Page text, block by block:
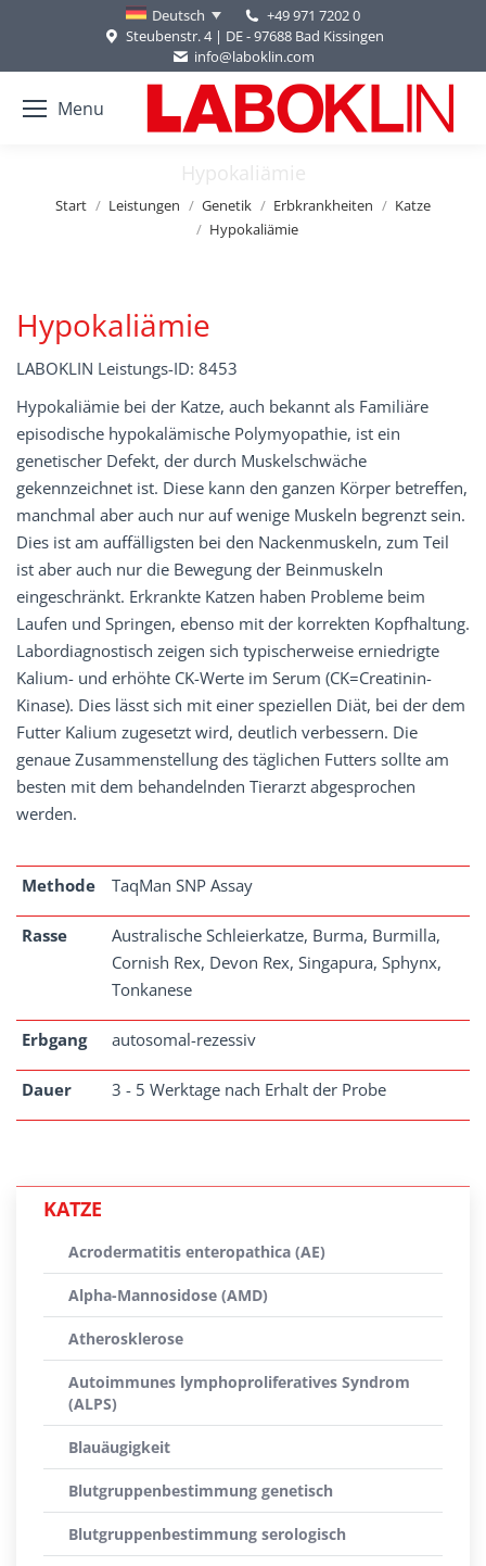
Deutsch
+49 971 7202 0
Steubenstr. 4 | DE - 97688 Bad Kissingen
info@laboklin.com
Menu
Hypokaliämie
Sie befinden sich hier:
Start Leistungen Genetik Erbkrankheiten
Katze
Hypokaliämie
Hypokaliämie
LABOKLIN Leistungs-ID: 8453
Hypokaliämie bei der Katze, auch bekannt als Familiäre
episodische hypokalämische Polymyopathie, ist ein
genetischer Defekt, der durch Muskelschwäche
gekennzeichnet ist. Diese kann den ganzen Körper betreffen,
manchmal aber auch nur auf wenige Muskeln begrenzt sein.
Dies ist am auffälligsten bei den Nackenmuskeln, zum Teil
ist aber auch nur die Bewegung der Beinmuskeln
eingeschränkt. Erkrankte Katzen haben Probleme beim
Laufen und Springen, ebenso mit der korrekten Kopfhaltung.
Labordiagnostisch zeigen sich typischerweise erniedrigte
Kalium- und erhöhte CK-Werte im Serum (CK=Creatinin-
Kinase). Dies lässt sich mit einer speziellen Diät, bei der dem
Futter Kalium zugesetzt wird, deutlich verbessern. Die
genaue Zusammenstellung des täglichen Futters sollte am
besten mit dem behandelnden Tierarzt abgesprochen
werden.
Methode TaqMan SNP Assay
Rasse
Australische Schleierkatze, Burma, Burmilla,
Cornish Rex, Devon Rex, Singapura, Sphynx,
Tonkanese
Erbgang autosomal-rezessiv
Dauer 3 - 5 Werktage nach Erhalt der Probe
KATZE
Acrodermatitis enteropathica (AE)
Alpha-Mannosidose (AMD)
Atherosklerose
Autoimmunes lymphoproliferatives Syndrom
(ALPS)
Blauäugigkeit
Blutgruppenbestimmung genetisch
Blutgruppenbestimmung serologisch